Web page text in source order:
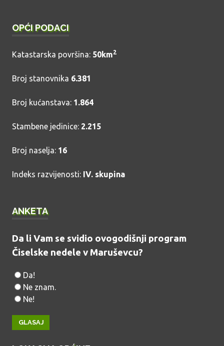
OPĆI PODACI
Katastarska površina: 50km2
Broj stanovnika 6.381
Broj kućanstava: 1.864
Stambene jedinice: 2.215
Broj naselja: 16
Indeks razvijenosti: IV. skupina
ANKETA
Da li Vam se svidio ovogodišnji program
Čiselske nedele v Maruševcu?
Da!
Ne znam.
Ne!